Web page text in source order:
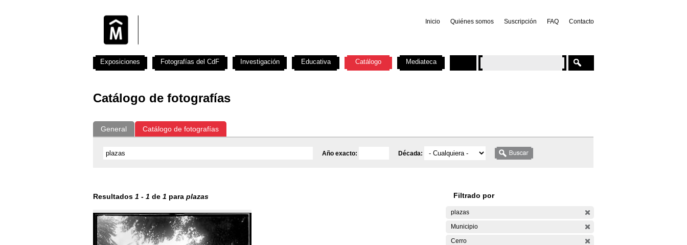
Inicio Quiénes somos Suscripción FAQ Contacto
Catálogo de fotografías
General Catálogo de fotografías
Año exacto: Década:
Resultados 1 - 1 de 1 para plazas Filtrado por
plazas
Municipio
Cerro
Exposiciones Fotografías del CdF Investigación Educativa Catálogo Mediateca